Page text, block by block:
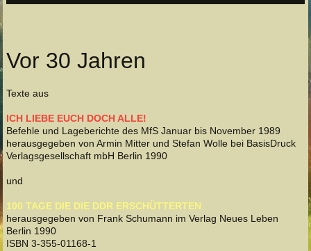
Vor 30 Jahren
Texte aus
ICH LIEBE EUCH DOCH ALLE!
Befehle und Lageberichte des MfS Januar bis November 1989
herausgegeben von Armin Mitter und Stefan Wolle bei BasisDruck
Verlagsgesellschaft mbH Berlin 1990
und
100 TAGE DIE DIE DDR ERSCHÜTTERTEN
herausgegeben von Frank Schumann im Verlag Neues Leben
Berlin 1990
ISBN 3-355-01168-1